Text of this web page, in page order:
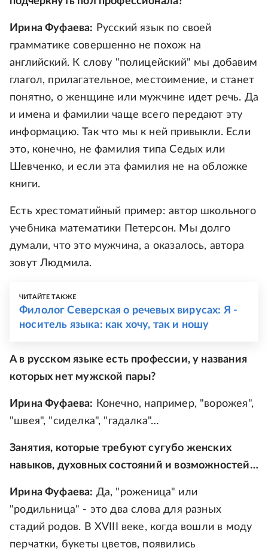
Ирина Фуфаева: Русский язык по своей
грамматике совершенно не похож на
английский. К слову "полицейский" мы добавим
глагол, прилагательное, местоимение, и станет
понятно, о женщине или мужчине идет речь. Да
и имена и фамилии чаще всего передают эту
информацию. Так что мы к ней привыкли. Если
это, конечно, не фамилия типа Седых или
Шевченко, и если эта фамилия не на обложке
книги.
Есть хрестоматийный пример: автор школьного
учебника математики Петерсон. Мы долго
думали, что это мужчина, а оказалось, автора
зовут Людмила.
ЧИТАЙТЕ ТАКЖЕ
Филолог Северская о речевых вирусах: Я -
носитель языка: как хочу, так и ношу
А в русском языке есть профессии, у названия
которых нет мужской пары?
Ирина Фуфаева: Конечно, например, "ворожея",
"швея", "сиделка", "гадалка"…
Занятия, которые требуют сугубо женских
навыков, духовных состояний и возможностей…
Ирина Фуфаева: Да, "роженица" или
"родильница" - это два слова для разных
стадий родов. В XVIII веке, когда вошли в моду
перчатки, букеты цветов, появились